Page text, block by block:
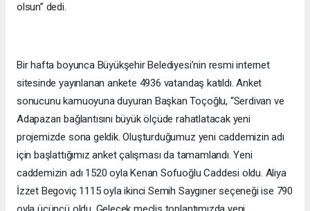
olsun” dedi.
Bir hafta boyunca Büyükşehir Belediyesi’nin resmi internet
sitesinde yayınlanan ankete 4936 vatandaş katıldı. Anket
sonucunu kamuoyuna duyuran Başkan Toçoğlu, “Serdivan ve
Adapazarı bağlantısını büyük ölçüde rahatlatacak yeni
projemizde sona geldik. Oluşturduğumuz yeni caddemizin adı
için başlattığımız anket çalışması da tamamlandı. Yeni
caddemizin adı 1520 oyla Kenan Sofuoğlu Caddesi oldu. Aliya
İzzet Begoviç 1115 oyla ikinci Semih Saygıner seçeneği ise 790